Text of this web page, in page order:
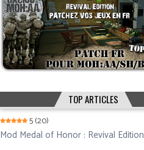
TOP ARTICLES
5(20)
Mod Medal of Honor : Revival Edition